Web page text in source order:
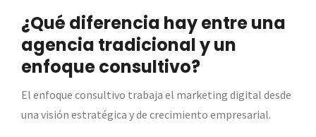
¿Qué diferencia hay entre una
agencia tradicional y un
enfoque consultivo?
El enfoque consultivo trabaja el marketing digital desde
una visión estratégica y de crecimiento empresarial.